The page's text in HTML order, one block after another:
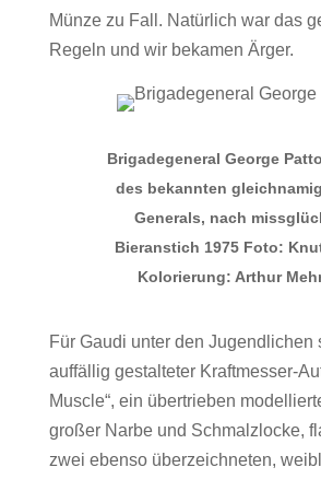
Münze zu Fall. Natürlich war das
Regeln und wir bekamen Ärger.
Brigadegeneral George
des bekannten
Generals, nach
Bieranstich 1975 Foto:
Kolorierung: Arthur
Für Gaudi unter den Jugendlichen
auffällig gestalteter Kraftmesser-
Muscle“, ein übertrieben
großer Narbe und Schmalzlocke,
zwei ebenso überzeichneten,